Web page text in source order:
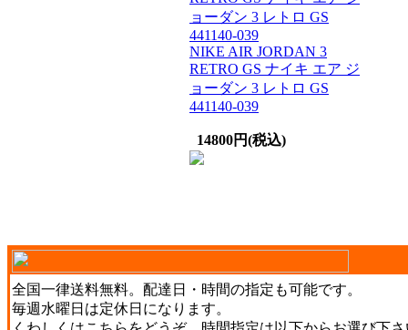
NIKE AIR JORDAN 3
RETRO GS ナイキ エア ジ
ョーダン 3 レトロ GS
441140-039
14800円(税込)
全国一律送料無料。配達日・時間の指定も可能です。
毎週水曜日は定休日になります。